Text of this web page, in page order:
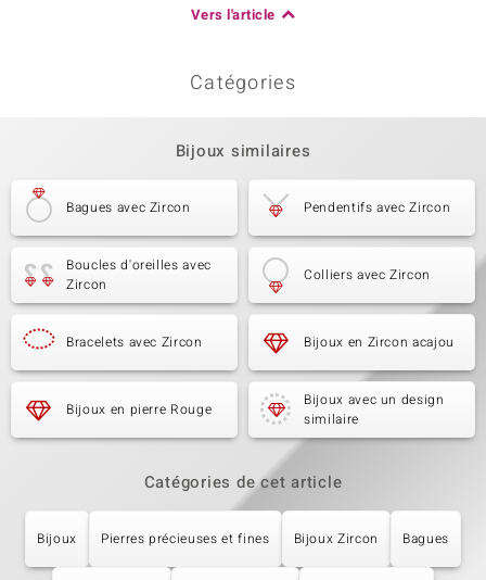
Vers l'article
Catégories
Bijoux similaires
Bagues avec Zircon Pendentifs avec Zircon
Boucles d'oreilles avec
Zircon
Colliers avec Zircon
Bracelets avec Zircon Bijoux en Zircon acajou
Bijoux en pierre Rouge
Bijoux avec un design
similaire
Catégories de cet article
Bijoux Pierres précieuses et fines Bijoux Zircon Bagues